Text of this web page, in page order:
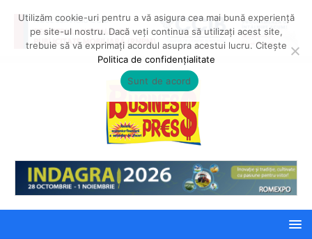
Utilizăm cookie-uri pentru a vă asigura cea mai bună experiență
pe site-ul nostru. Dacă veți continua să utilizați acest site,
trebuie să vă exprimați acordul asupra acestui lucru. Citește
Politica de confidențialitate
Sunt de acord